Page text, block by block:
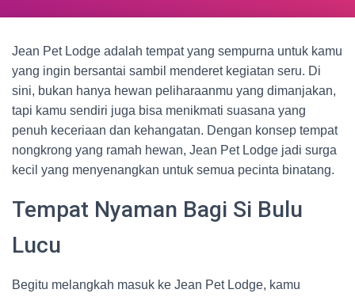
Jean Pet Lodge adalah tempat yang sempurna untuk kamu
yang ingin bersantai sambil menderet kegiatan seru. Di
sini, bukan hanya hewan peliharaanmu yang dimanjakan,
tapi kamu sendiri juga bisa menikmati suasana yang
penuh keceriaan dan kehangatan. Dengan konsep tempat
nongkrong yang ramah hewan, Jean Pet Lodge jadi surga
kecil yang menyenangkan untuk semua pecinta binatang.
Tempat Nyaman Bagi Si Bulu
Lucu
Begitu melangkah masuk ke Jean Pet Lodge, kamu